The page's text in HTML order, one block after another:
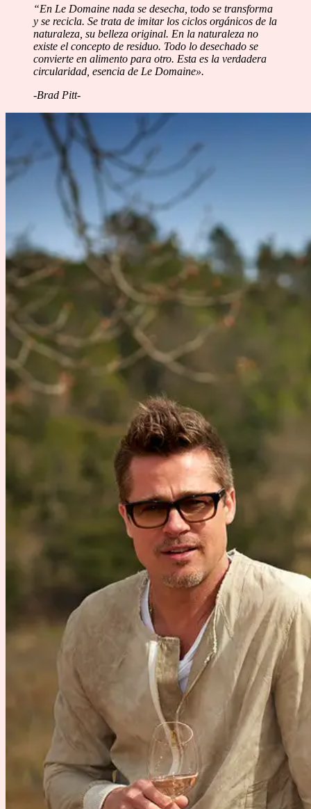
“En Le Domaine nada se desecha, todo se transforma
y se recicla. Se trata de imitar los ciclos orgánicos de la
naturaleza, su belleza original. En la naturaleza no
existe el concepto de residuo. Todo lo desechado se
convierte en alimento para otro. Esta es la verdadera
circularidad, esencia de Le Domaine».
-Brad Pitt-